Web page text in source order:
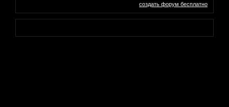
создать форум бесплатно